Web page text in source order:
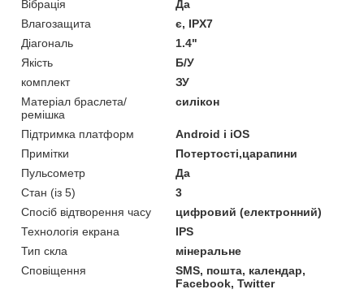
Вібрація
Да
Влагозащита
є, IPX7
Діагональ
1.4"
Якість
Б/У
комплект
ЗУ
Матеріал браслета/
ремішка
силікон
Підтримка платформ
Android і iOS
Примітки
Потертості,царапини
Пульсометр
Да
Стан (із 5)
3
Спосіб відтворення часу
цифровий (електронний)
Технологія екрана
IPS
Тип скла
мінеральне
Сповіщення
SMS, пошта, календар,
Facebook, Twitter